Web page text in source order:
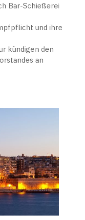
Bar-Schießerei
und ihre
kündigen den
an